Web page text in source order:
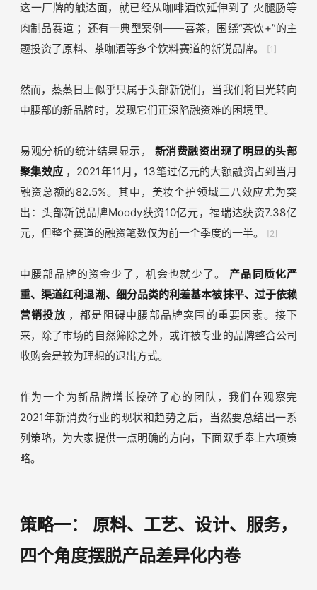
这一厂牌的触达面，就已经从咖啡酒饮延伸到了 火腿肠等
肉制品赛道 ；还有一典型案例——喜茶，围绕“茶饮+”的主
题投资了原料、茶咖酒等多个饮料赛道的新锐品牌。
[1]
然而，蒸蒸日上似乎只属于头部新锐们，当我们将目光转向
中腰部的新品牌时，发现它们正深陷融资难的困境里。
易观分析的统计结果显示， 新消费融资出现了明显的头部
聚集效应 ，2021年11月，13笔过亿元的大额融资占到当月
融资总额的82.5%。其中，美妆个护领域二八效应尤为突
出：头部新锐品牌Moody获资10亿元，福瑞达获资7.38亿
元，但整个赛道的融资笔数仅为前一个季度的一半。
[2]
中腰部品牌的资金少了，机会也就少了。 产品同质化严
重、渠道红利退潮、细分品类的利差基本被抹平、过于依赖
营销投放 ，都是阻碍中腰部品牌突围的重要因素。接下
来，除了市场的自然筛除之外，或许被专业的品牌整合公司
收购会是较为理想的退出方式。
作为一个为新品牌增长操碎了心的团队，我们在观察完
2021年新消费行业的现状和趋势之后，当然要总结出一系
列策略，为大家提供一点明确的方向，下面双手奉上六项策
略。
策略一： 原料、工艺、设计、服务，
四个角度摆脱产品差异化内卷